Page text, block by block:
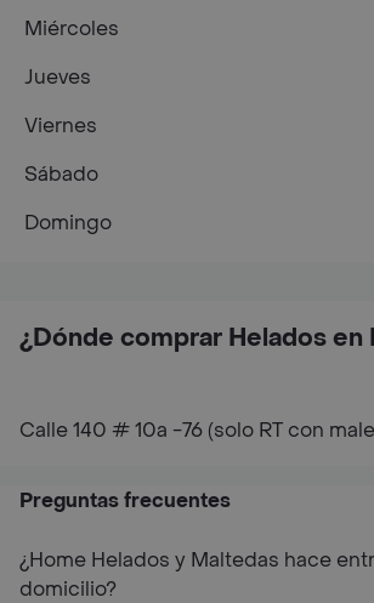
¿Dónde comprar Helados en
Calle 140 # 10a -76 (solo RT con
Miércoles
Jueves
Viernes
Sábado
Domingo
Preguntas frecuentes
¿Home Helados y Maltedas hace
domicilio?